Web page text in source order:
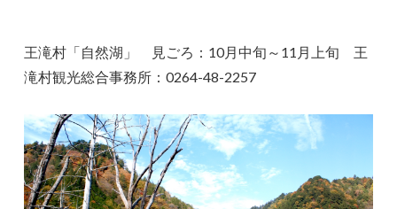
王滝村「自然湖」 見ごろ：10月中旬～11月上旬 王
滝村観光総合事務所：0264-48-2257